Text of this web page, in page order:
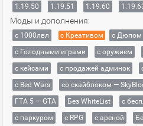
1.19.50
1.19.51 1.19.60
Моды и дополнения:
с 1000лвл c Креативом с Дюпом
с Голодными играми
с оружием
с кейсами
с продажей админок
с Bed Wars
со скайблоком —
ГТА 5 — GTA
Без WhiteList
с
с паркуром
с RPG с ареной